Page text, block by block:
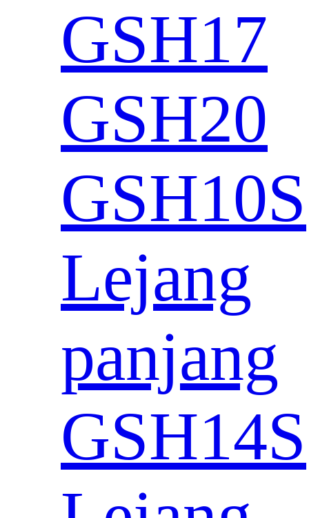
GSH17
GSH20
GSH10S
Lejang
panjang
GSH14S